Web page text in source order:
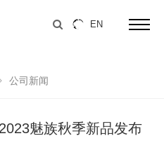
EN
公司新闻
魅族秋季新品发布